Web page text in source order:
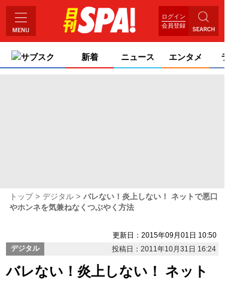
ログイン
会員登録
サブスク 新着 ニュース エンタメ ライ
トップ デジタル
バレない！炎上しない！ ネットで悪口
やホンネを気兼ねなくつぶやく方法
更新日：2015年09月01日 10:50
デジタル
投稿日：2011年10月31日 16:24
バレない！炎上しない！ ネット